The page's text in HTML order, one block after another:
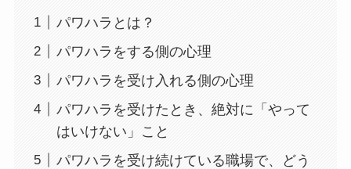
パワハラとは？
パワハラをする側の心理
パワハラを受け入れる側の心理
パワハラを受けたとき、絶対に「やって
はいけない」こと
パワハラを受け続けている職場で、どう